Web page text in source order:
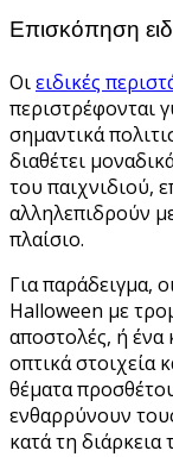
Επισκόπηση
Οιειδικές
περιστρέφονται
σημαντικά
διαθέτει
του παιχνιδιού,
αλληλεπιδρούν
πλαίσιο.
Για παράδειγμα,
Halloween με
αποστολές, ή ένα
οπτικά στοιχεία
θέματα
ενθαρρύνουν
κατά τη